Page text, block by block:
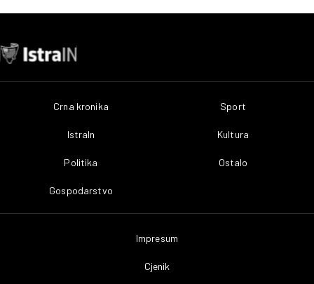
Crna kronika
IstraIn
Politika
Gospodarstvo
Sport
Kultura
Ostalo
Impresum
Cjenik